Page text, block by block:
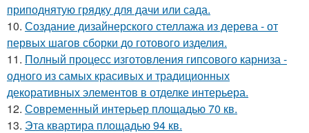
приподнятую грядку для дачи или сада.
10. Создание дизайнерского стеллажа из дерева - от
первых шагов сборки до готового изделия.
11. Полный процесс изготовления гипсового карниза -
одного из самых красивых и традиционных
декоративных элементов в отделке интерьера.
12. Современный интерьер площадью 70 кв.
13. Эта квартира площадью 94 кв.